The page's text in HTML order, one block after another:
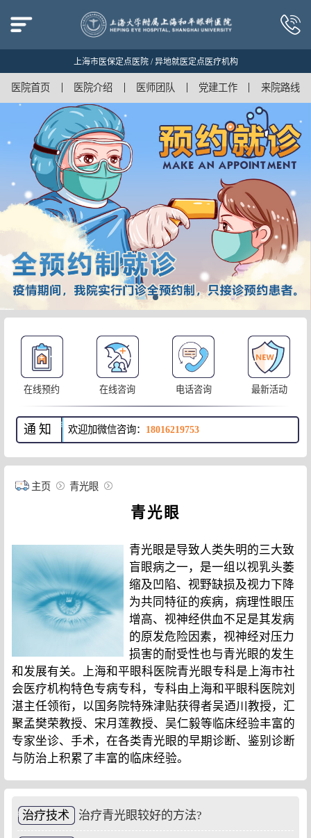
上海市医保定点医院 / 异地就医定点医疗机构
医院首页 医院介绍 医师团队 党建工作 来院路线
在线预约 在线咨询 电话咨询 最新活动
通知 欢迎加微信咨询： 18016219753
主页 青光眼
青光眼
青光眼是导致人类失明的三大致
盲眼病之一，是一组以视乳头萎
缩及凹陷、视野缺损及视力下降
为共同特征的疾病，病理性眼压
增高、视神经供血不足是其发病
的原发危险因素，视神经对压力
损害的耐受性也与青光眼的发生
和发展有关。上海和平眼科医院青光眼专科是上海市社
会医疗机构特色专病专科，专科由上海和平眼科医院刘
湛主任领衔，以国务院特殊津贴获得者吴迺川教授，汇
聚孟樊荣教授、宋月莲教授、吴仁毅等临床经验丰富的
专家坐诊、手术，在各类青光眼的早期诊断、鉴别诊断
与防治上积累了丰富的临床经验。
治疗技术 治疗青光眼较好的方法?